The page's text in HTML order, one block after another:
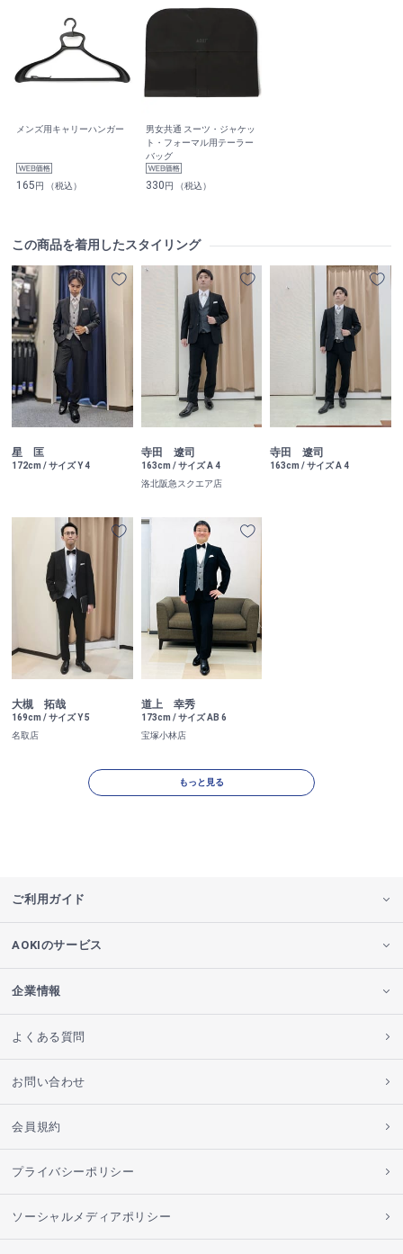
メンズ用キャリーハンガー
165円 （税込）
男女共通 スーツ・ジャケッ
ト・フォーマル用テーラー
バッグ
330円 （税込）
この商品を着用したスタイリング
星 匡
172cm / サイズ Y 4
寺田 遼司
163cm / サイズ A 4
洛北阪急スクエア店
寺田 遼司
163cm / サイズ A 4
大槻 拓哉
169cm / サイズ Y 5
名取店
道上 幸秀
173cm / サイズ AB 6
宝塚小林店
もっと見る
ご利用ガイド
AOKIのサービス
企業情報
よくある質問
お問い合わせ
会員規約
プライバシーポリシー
ソーシャルメディアポリシー